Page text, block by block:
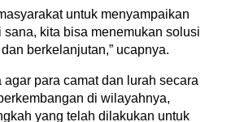
untuk menyampaikan
kita bisa menemukan solusi
berkelanjutan,” ucapnya.
para camat dan lurah secara
di wilayahnya,
yang telah dilakukan untuk